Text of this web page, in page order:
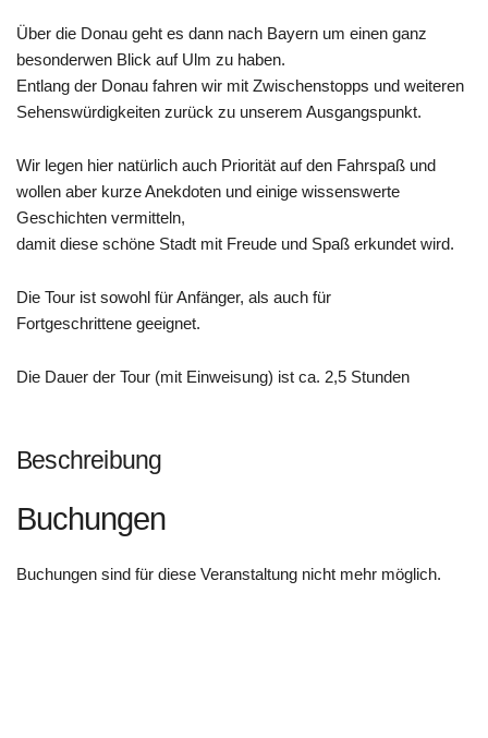
Über die Donau geht es dann nach Bayern um einen ganz
besonderwen Blick auf Ulm zu haben.
Entlang der Donau fahren wir mit Zwischenstopps und weiteren
Sehenswürdigkeiten zurück zu unserem Ausgangspunkt.
Wir legen hier natürlich auch Priorität auf den Fahrspaß und
wollen aber kurze Anekdoten und einige wissenswerte
Geschichten vermitteln,
damit diese schöne Stadt mit Freude und Spaß erkundet wird.
Die Tour ist sowohl für Anfänger, als auch für
Fortgeschrittene geeignet.
Die Dauer der Tour (mit Einweisung) ist ca. 2,5 Stunden
Beschreibung
Buchungen
Buchungen sind für diese Veranstaltung nicht mehr möglich.